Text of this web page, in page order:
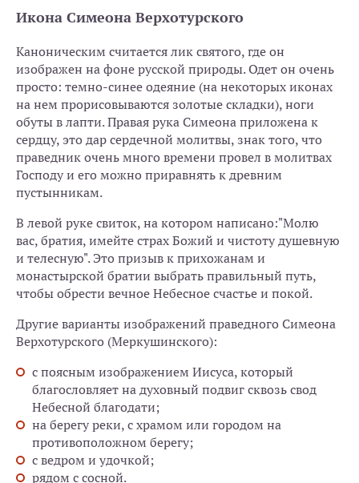
Икона Симеона Верхотурского
Каноническим считается лик святого, где он
изображен на фоне русской природы. Одет он очень
просто: темно-синее одеяние (на некоторых иконах
на нем прорисовываются золотые складки), ноги
обуты в лапти. Правая рука Симеона приложена к
сердцу, это дар сердечной молитвы, знак того, что
праведник очень много времени провел в молитвах
Господу и его можно приравнять к древним
пустынникам.
В левой руке свиток, на котором написано:"Молю
вас, братия, имейте страх Божий и чистоту душевную
и телесную". Это призыв к прихожанам и
монастырской братии выбрать правильный путь,
чтобы обрести вечное Небесное счастье и покой.
Другие варианты изображений праведного Симеона
Верхотурского (Меркушинского):
с поясным изображением Иисуса, который
благословляет на духовный подвиг сквозь свод
Небесной благодати;
на берегу реки, с храмом или городом на
противоположном берегу;
с ведром и удочкой;
рядом с сосной.